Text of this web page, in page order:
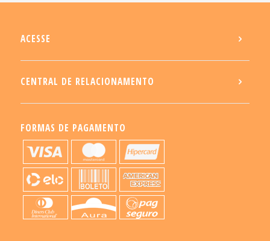
ACESSE
CENTRAL DE RELACIONAMENTO
FORMAS DE PAGAMENTO